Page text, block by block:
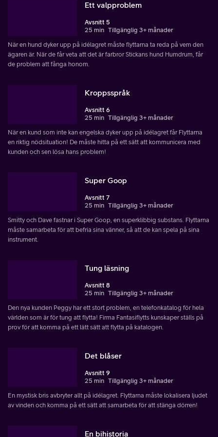
Ett valpproblem
Avsnitt 5
25 min Tillgänglig 3+ månader
När en hund dyker upp på idélagret måste flyttarna ta reda på vem den
ägaren är. När de får veta att det är farbror Stickans hund Humdrum, får
de problem att fånga honom.
Kroppsspråk
Avsnitt 6
25 min Tillgänglig 3+ månader
När en kund som inte kan engelska dyker upp på idélagret får Flyttarna
en riktig nödsituation! De måste hitta på ett sätt att kommunicera med
kunden och sen lösa hans problem!
Super Goop
Avsnitt 7
25 min Tillgänglig 3+ månader
Smitty och Dave fastnar i Super Goop, en superklibbig substans. Flyttarna
måste samarbeta för att befria sina vänner, så att de kan spela på sina
instrument.
Tung läsning
Avsnitt 8
25 min Tillgänglig 3+ månader
Den nya kunden Peggy har ett stort problem, en telefonkatalog för hela
världen som är för tung att flytta! Firma Fantasiflytts kunskaper ställs på
prov för att komma på ett lätt sätt att flytta på katalogen.
Det blåser
Avsnitt 9
25 min Tillgänglig 3+ månader
En mystisk bris avbryter allt på idélagret. Flyttarna måste lokalisera ljudet
av vinden och komma på ett sätt att samarbeta för att stänga dörren!
En bihistoria